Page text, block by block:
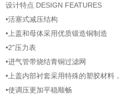
设计特点 DESIGN FEATURES
•活塞式减压结构
•上盖和母体采用优质锻造铜制造
•2"压力表
•进气管带烧结青铜过滤网
•上盖内部衬套采用特殊的塑胶材料，
•使调压更加平稳顺畅